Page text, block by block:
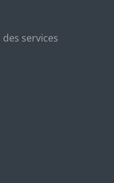
services